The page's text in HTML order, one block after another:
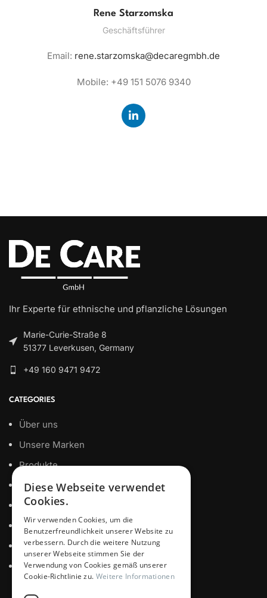
Rene Starzomska
Geschäftsführer
Email: rene.starzomska@decaregmbh.de
Mobile: +49 151 5076 9340
Ihr Experte für ethnische und pflanzliche Lösungen
Marie-Curie-Straße 8
51377 Leverkusen, Germany
+49 160 9471 9472
CATEGORIES
Über uns
Unsere Marken
Produkte
Eigenmarke
Zertifizierungen
Datenschutz
Impressum
Kontakt
Diese Webseite verwendet
Cookies.
Wir verwenden Cookies, um die
Benutzerfreundlichkeit unserer Website zu
verbessern. Durch die weitere Nutzung
unserer Webseite stimmen Sie der
Verwendung von Cookies gemäß unserer
Cookie-Richtlinie zu. Weitere Informationen